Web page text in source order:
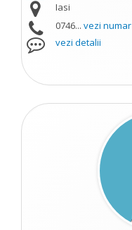
Iasi
0746... vezi numar
vezi detalii